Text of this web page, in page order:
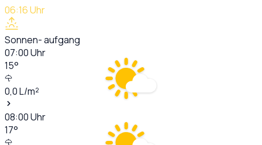
06:16Uhr
Sonnen- aufgang
07:00Uhr
15°
0,0L/m²
08:00Uhr
17°